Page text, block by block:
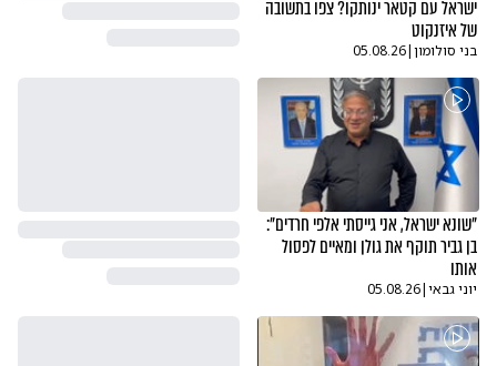
ישראל עם קטאר ינותקו? צפו בתשובה
של איזנקוט
בני סולומון|
05.08.26
"שונא ישראל, אני גייסתי אלפי חרדים":
בן גביר תוקף את גולן ומאיים לפסול
אותו
יוני גבאי|
05.08.26